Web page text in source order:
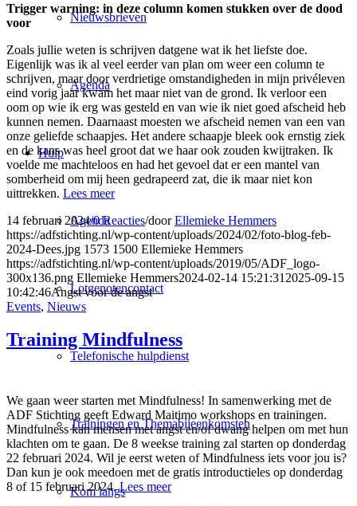
Nieuwsbrieven
Agenda
Hulp
Agenda
Lotgenotencontact
Telefonische hulpdienst
Trainingen en Themabijeenkomsten
Kom langs
Trigger warning: in deze column komen stukken over de dood
voor
Zoals jullie weten is schrijven datgene wat ik het liefste doe.
Eigenlijk was ik al veel eerder van plan om weer een column te
schrijven, maar door verdrietige omstandigheden in mijn privéleven
eind vorig jaar kwam het maar niet van de grond. Ik verloor een
oom op wie ik erg was gesteld en van wie ik niet goed afscheid heb
kunnen nemen. Daarnaast moesten we afscheid nemen van een van
onze geliefde schaapjes. Het andere schaapje bleek ook ernstig ziek
en de kans was heel groot dat we haar ook zouden kwijtraken. Ik
voelde me machteloos en had het gevoel dat er een mantel van
somberheid om mij heen gedrapeerd zat, die ik maar niet kon
uittrekken. Lees meer
14 februari 2024/0 Reacties/doorEllemieke Hemmers
https://adfstichting.nl/wp-content/uploads/2024/02/foto-blog-feb-
2024-Dees.jpg 1573 1500 Ellemieke Hemmers
https://adfstichting.nl/wp-content/uploads/2019/05/ADF_logo-
300x136.png Ellemieke Hemmers2024-02-14 15:21:31 2025-09-15
10:42:46Angst voor de angst
Events, Nieuws
Training Mindfulness
We gaan weer starten met Mindfulness! In samenwerking met de
ADF Stichting geeft Edward Maitimo workshops en trainingen.
Mindfulness kan mensen met angst en/of dwang helpen om met hun
klachten om te gaan. De 8 weekse training zal starten op donderdag
22 februari 2024. Wil je eerst weten of Mindfulness iets voor jou is?
Dan kun je ook meedoen met de gratis introductieles op donderdag
8 of 15 februari 2024.Lees meer